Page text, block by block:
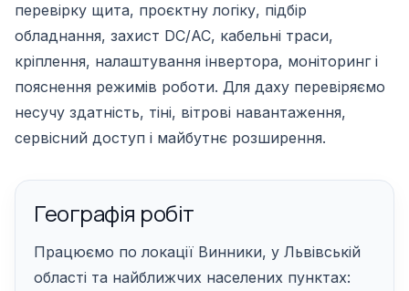
перевірку щита, проєктну логіку, підбір
обладнання, захист DC/AC, кабельні траси,
кріплення, налаштування інвертора, моніторинг і
пояснення режимів роботи. Для даху перевіряємо
несучу здатність, тіні, вітрові навантаження,
сервісний доступ і майбутнє розширення.
Географія робіт
Працюємо по локації Винники, у Львівській
області та найближчих населених пунктах: